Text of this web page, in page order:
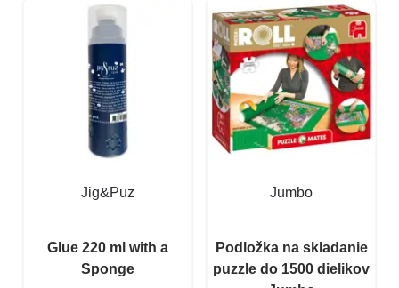
Jig&Puz
Glue 220 ml with a
Sponge
Jumbo
Podložka na skladanie
puzzle do 1500 dielikov